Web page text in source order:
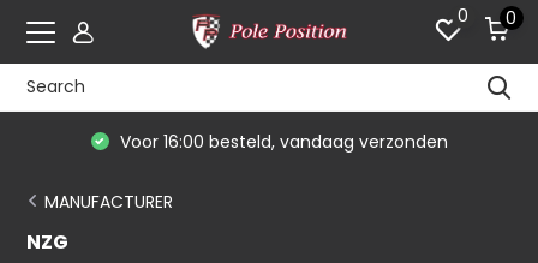
0 0
Voor 16:00 besteld, vandaag verzonden
MANUFACTURER
NZG